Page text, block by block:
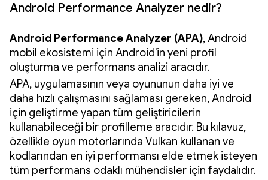
Android Performance Analyzer nedir?
Android Performance Analyzer (APA), Android
mobil ekosistemi için Android'in yeni profil
oluşturma ve performans analizi aracıdır.
APA, uygulamasının veya oyununun daha iyi ve
daha hızlı çalışmasını sağlaması gereken, Android
için geliştirme yapan tüm geliştiricilerin
kullanabileceği bir profilleme aracıdır. Bu kılavuz,
özellikle oyun motorlarında Vulkan kullanan ve
kodlarından en iyi performansı elde etmek isteyen
tüm performans odaklı mühendisler için faydalıdır.